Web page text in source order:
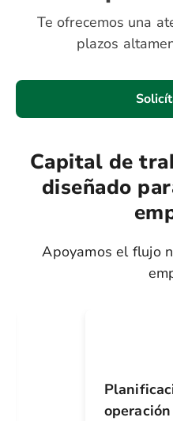
Te ofrecemos una
plazos
Capital de
diseñado
Apoyamos el flujo